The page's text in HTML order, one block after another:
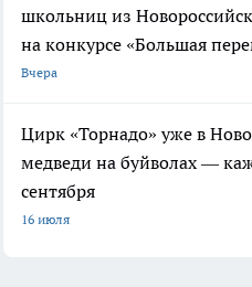
школьниц из
на конкурсе «Большая
Вчера
Цирк «Торнадо» уже в
медведи на буйволах —
сентября
16 июля